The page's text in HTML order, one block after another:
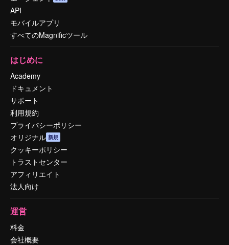
API
モバイルアプリ
すべてのMagnificツール
はじめに
Academy
ドキュメント
サポート
利用規約
プライバシーポリシー
オリジナル 新規
クッキーポリシー
トラストセンター
アフィリエイト
法人向け
運営
料金
会社概要